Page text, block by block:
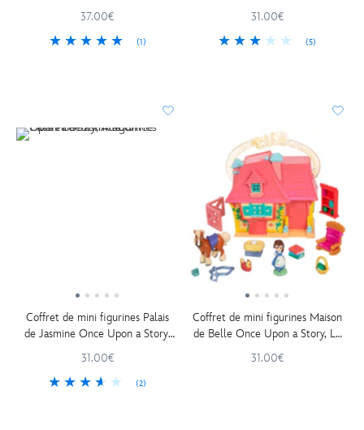
37.00€
(1)
31.00€
(5)
Coffret de mini figurines Palais
de Jasmine Once Upon a Story,
31.00€
(2)
Coffret de mini figurines Maison
de Belle Once Upon a Story, La
31.00€